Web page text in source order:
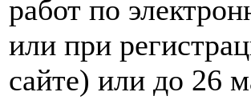
работ по
или при
сайте) или до 26